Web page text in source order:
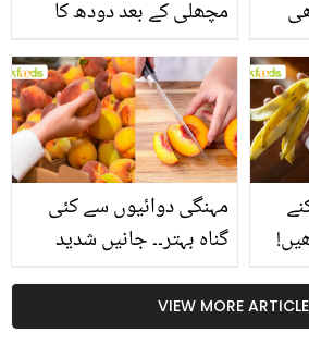
مچھلی کے بعد دودھ کا
سے متعلق غلط فہمیوں کی
حقیقت کیا ہے اور افواہ
کیا؟
مہنگی دوائیوں سے کئی
گناہ بہتر۔۔ جانیں شدید
کیوں کھانا چاہیے؟
VIEW MORE